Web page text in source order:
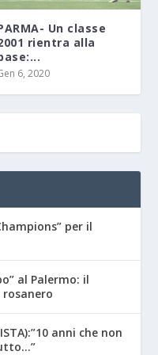
Un classe
rientra alla
6, 2020
per il
al Palermo: il
anni che non